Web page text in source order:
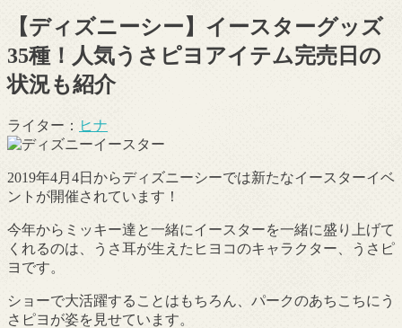
【ディズニーシー】イースターグッズ
35種！人気うさピヨアイテム完売日の
状況も紹介
ライター： ヒナ
2019年4月4日からディズニーシーでは新たなイースターイベ
ントが開催されています！
今年からミッキー達と一緒にイースターを一緒に盛り上げて
くれるのは、うさ耳が生えたヒヨコのキャラクター、うさピ
ヨです。
ショーで大活躍することはもちろん、パークのあちこちにう
さピヨが姿を見せています。